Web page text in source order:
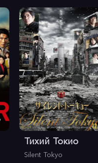
Тихий Токио
Silent Tokyo